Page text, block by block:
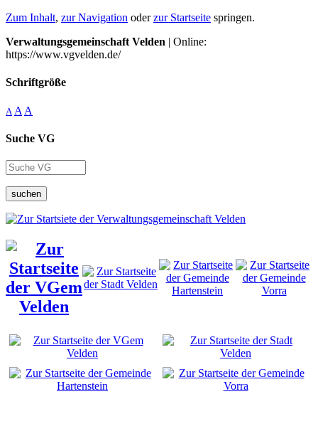
Zum Inhalt, zur Navigation oderzur Startseite springen.
Verwaltungsgemeinschaft Velden | Online:
https://www.vgvelden.de/
Schriftgröße
A A A
Suche VG
suchen